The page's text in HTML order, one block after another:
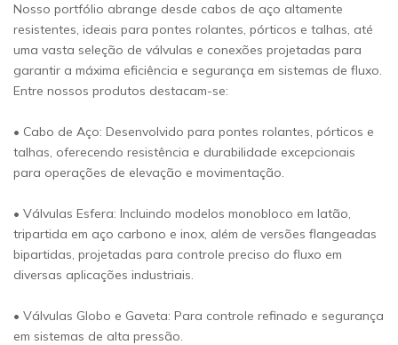
Nosso portfólio abrange desde cabos de aço altamente
resistentes, ideais para pontes rolantes, pórticos e talhas, até
uma vasta seleção de válvulas e conexões projetadas para
garantir a máxima eficiência e segurança em sistemas de fluxo.
Entre nossos produtos destacam-se:
• Cabo de Aço: Desenvolvido para pontes rolantes, pórticos e
talhas, oferecendo resistência e durabilidade excepcionais
para operações de elevação e movimentação.
• Válvulas Esfera: Incluindo modelos monobloco em latão,
tripartida em aço carbono e inox, além de versões flangeadas
bipartidas, projetadas para controle preciso do fluxo em
diversas aplicações industriais.
• Válvulas Globo e Gaveta: Para controle refinado e segurança
em sistemas de alta pressão.